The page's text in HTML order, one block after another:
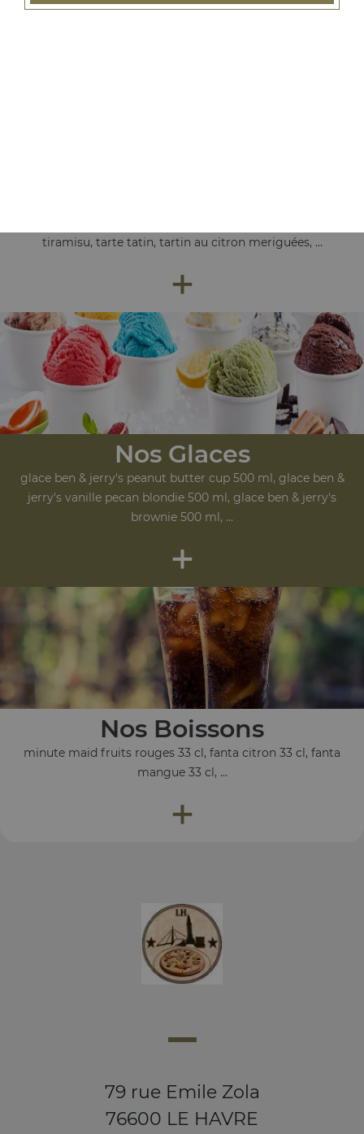
pâtes bolognaise, pâtes au saumon, pâtes au fromage, ...
tiramisu, tarte tatin, tartin au citron meriguées, ...
+
Nos Glaces
glace ben & jerry's peanut butter cup 500 ml, glace ben &
jerry's vanille pecan blondie 500 ml, glace ben & jerry's
brownie 500 ml, ...
+
Nos Boissons
minute maid fruits rouges 33 cl, fanta citron 33 cl, fanta
mangue 33 cl, ...
+
79 rue Emile Zola
76600 LE HAVRE